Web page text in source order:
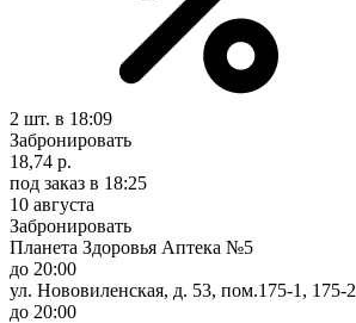
2 шт. в 18:09
Забронировать
18,74 р.
под заказ в 18:25
10 августа
Забронировать
Планета Здоровья Аптека №5
до 20:00
ул. Нововиленская, д. 53, пом.175-1, 175-2
до 20:00